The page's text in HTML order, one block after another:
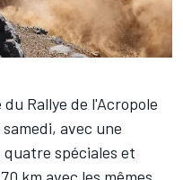
Rallye de l'Acropole
avec une
spéciales et